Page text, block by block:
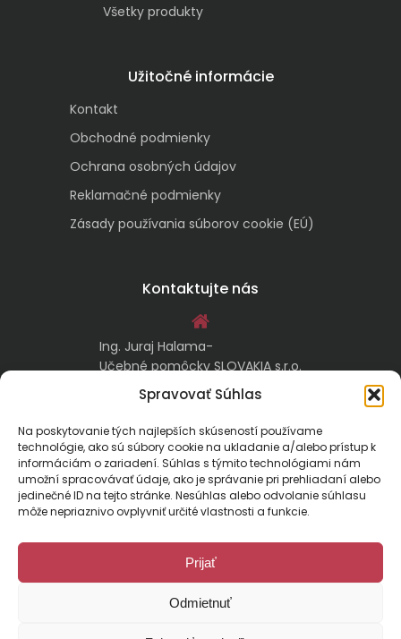
Spravovať Súhlas
Na poskytovanie tých najlepších skúseností používame
technológie, ako sú súbory cookie na ukladanie a/alebo prístup k
informáciám o zariadení. Súhlas s týmito technológiami nám
umožní spracovávať údaje, ako je správanie pri prehliadaní alebo
jedinečné ID na tejto stránke. Nesúhlas alebo odvolanie súhlasu
môže nepriaznivo ovplyvniť určité vlastnosti a funkcie.
Prijať
Odmietnuť
Všetky produkty
Užitočné informácie
Kontakt
Obchodné podmienky
Ochrana osobných údajov
Reklamačné podmienky
Zásady používania súborov cookie (EÚ)
Kontaktujte nás
Ing. Juraj Halama-
Učebné pomôcky SLOVAKIA s.r.o.
Malachovská 17/A
974 05 Banská Bystrica
kontakt@ucebnepomockyslovakia.sk
0917 797 357, 048/410 18 88